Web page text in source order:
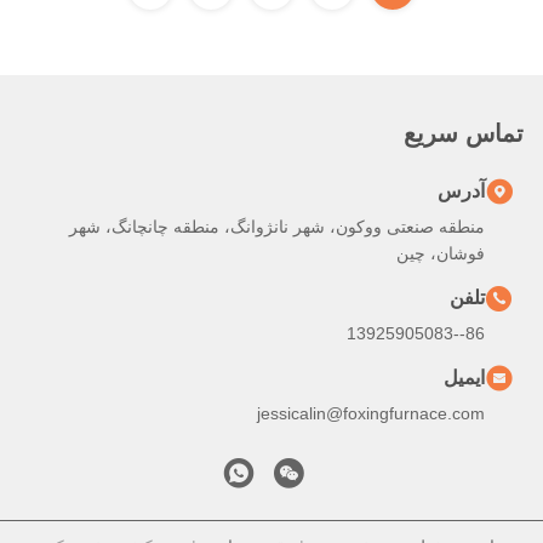
تماس سریع
آدرس
منطقه صنعتی ووکون، شهر نانژوانگ، منطقه چانچانگ، شهر
فوشان، چین
تلفن
86--13925905083
ایمیل
jessicalin@foxingfurnace.com